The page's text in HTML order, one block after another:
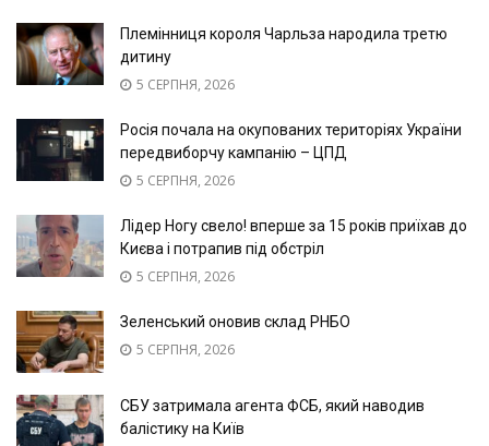
Племінниця короля Чарльза народила третю
дитину
5 СЕРПНЯ, 2026
Росія почала на окупованих територіях України
передвиборчу кампанію – ЦПД
5 СЕРПНЯ, 2026
Лідер Ногу свело! вперше за 15 років приїхав до
Києва і потрапив під обстріл
5 СЕРПНЯ, 2026
Зеленський оновив склад РНБО
5 СЕРПНЯ, 2026
СБУ затримала агента ФСБ, який наводив
балістику на Київ